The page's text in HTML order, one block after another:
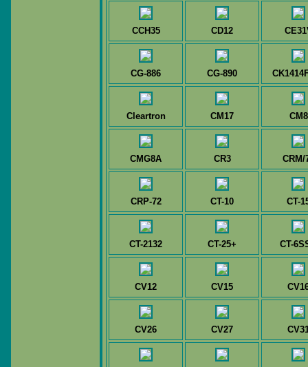
CCH35 CD12
CG-886 CG-890
Cleartron CM17 CM8
CMG8A CR3 CRM/
CRP-72 CT-10 CT-
CT-2132 CT-25+ CT-
CV12 CV15
CV26 CV27